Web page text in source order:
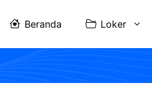
Beranda Loker